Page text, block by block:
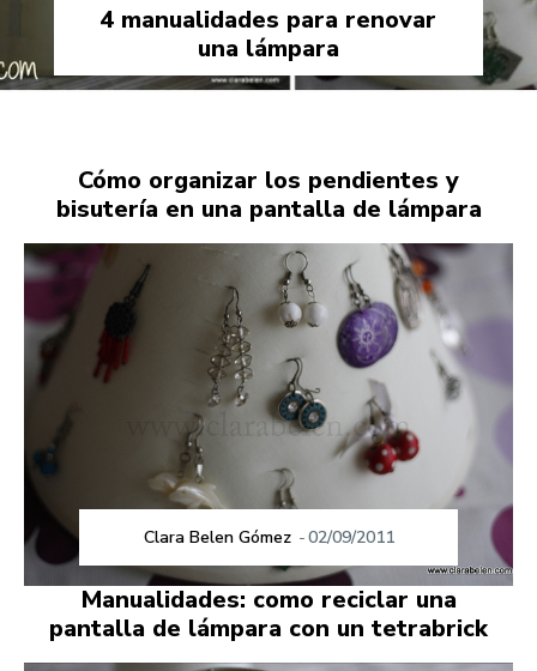
4 manualidades para renovar
una lámpara
Cómo organizar los pendientes y
bisutería en una pantalla de lámpara
Clara Belen Gómez -02/09/2011
Manualidades: como reciclar una
pantalla de lámpara con un tetrabrick